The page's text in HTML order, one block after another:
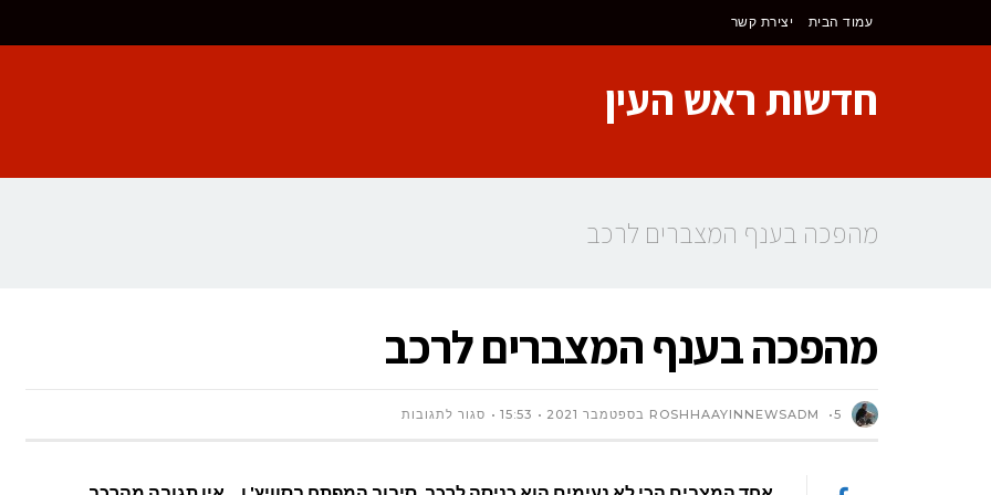
עמוד הבית יצירת קשר
חדשות ראש העין
מהפכה בענף המצברים לרכב
מהפכה בענף המצברים לרכב
ROSHHAAYINNEWSADM 5 בספטמבר 2021 15:53 סגור לתגובותעל